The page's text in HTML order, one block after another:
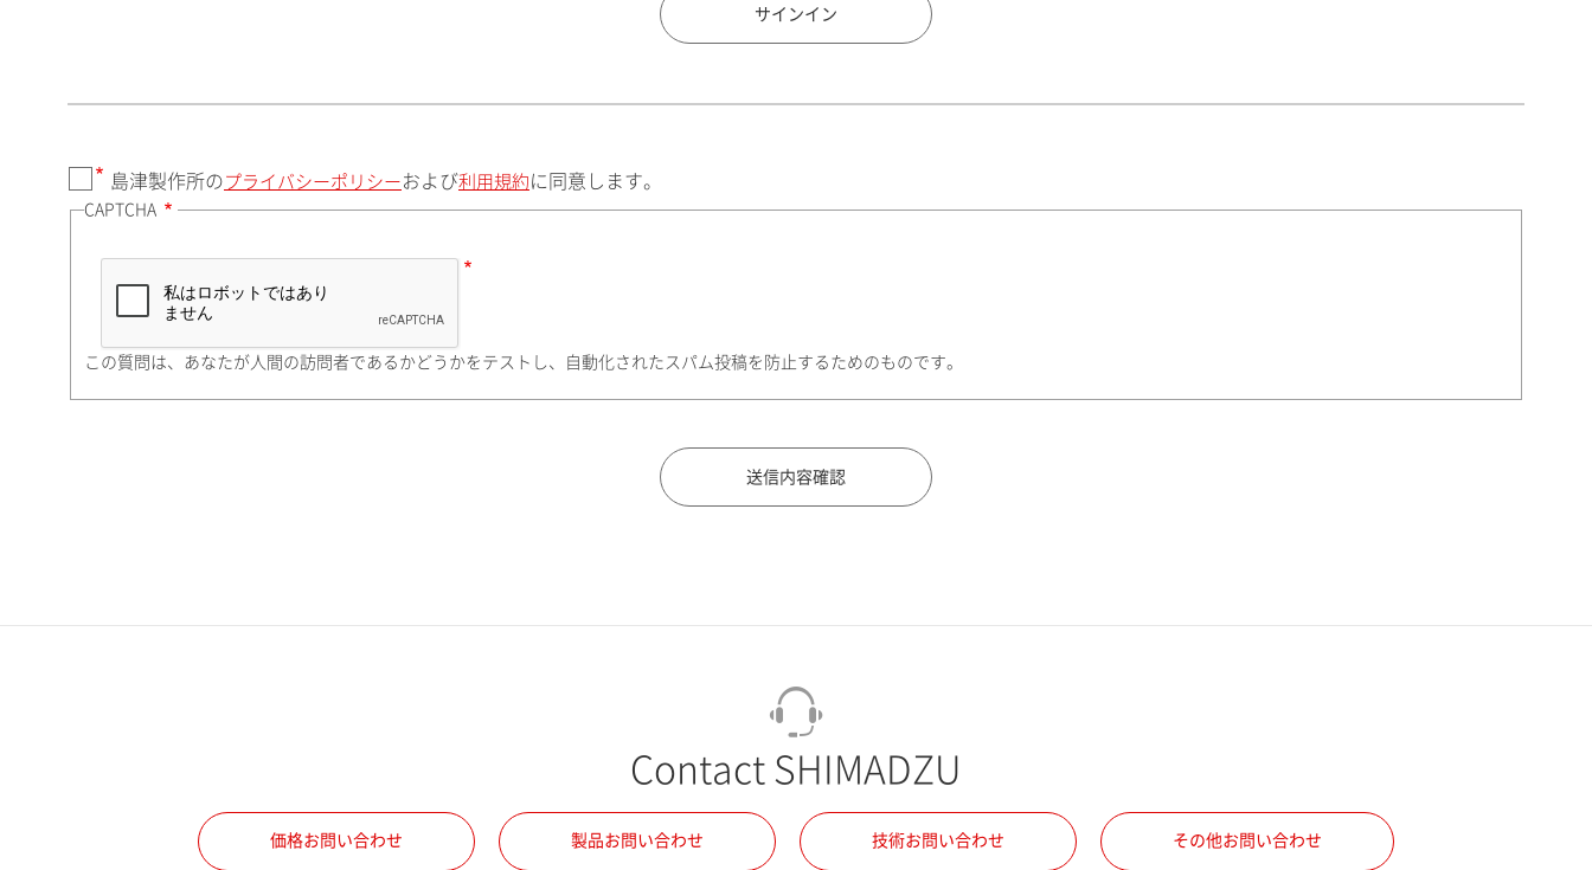
町名・番地（勤務先）
サインイン
島津製作所の プライバシーポリシー および利用規約 に同意します。
CAPTCHA
この質問は、あなたが人間の訪問者であるかどうかをテストし、自動化されたスパム投稿を防止するためのものです。
Contact SHIMADZU
価格お問い合わせ 製品お問い合わせ 技術お問い合わせ その他お問い合わせ